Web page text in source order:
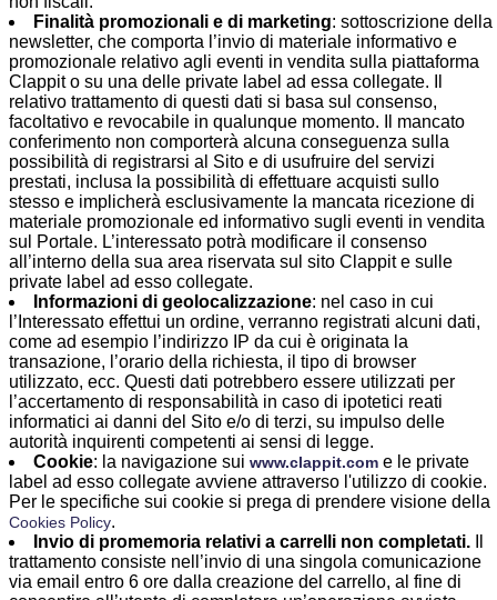
Finalità promozionali e di marketing: sottoscrizione della
newsletter, che comporta l’invio di materiale informativo e
promozionale relativo agli eventi in vendita sulla piattaforma
Clappit o su una delle private label ad essa collegate. Il
relativo trattamento di questi dati si basa sul consenso,
facoltativo e revocabile in qualunque momento. Il mancato
conferimento non comporterà alcuna conseguenza sulla
possibilità di registrarsi al Sito e di usufruire del servizi
prestati, inclusa la possibilità di effettuare acquisti sullo
stesso e implicherà esclusivamente la mancata ricezione di
materiale promozionale ed informativo sugli eventi in vendita
sul Portale. L’interessato potrà modificare il consenso
all’interno della sua area riservata sul sito Clappit e sulle
private label ad esso collegate.
Informazioni di geolocalizzazione: nel caso in cui
l’Interessato effettui un ordine, verranno registrati alcuni dati,
come ad esempio l’indirizzo IP da cui è originata la
transazione, l’orario della richiesta, il tipo di browser
utilizzato, ecc. Questi dati potrebbero essere utilizzati per
l’accertamento di responsabilità in caso di ipotetici reati
informatici ai danni del Sito e/o di terzi, su impulso delle
autorità inquirenti competenti ai sensi di legge.
Cookie: la navigazione sui www.clappit.com e le private
label ad esso collegate avviene attraverso l'utilizzo di cookie.
Per le specifiche sui cookie si prega di prendere visione della
Cookies Policy.
Invio di promemoria relativi a carrelli non completati.
trattamento consiste nell’invio di una singola comunicazione
via email entro 6 ore dalla creazione del carrello, al fine di